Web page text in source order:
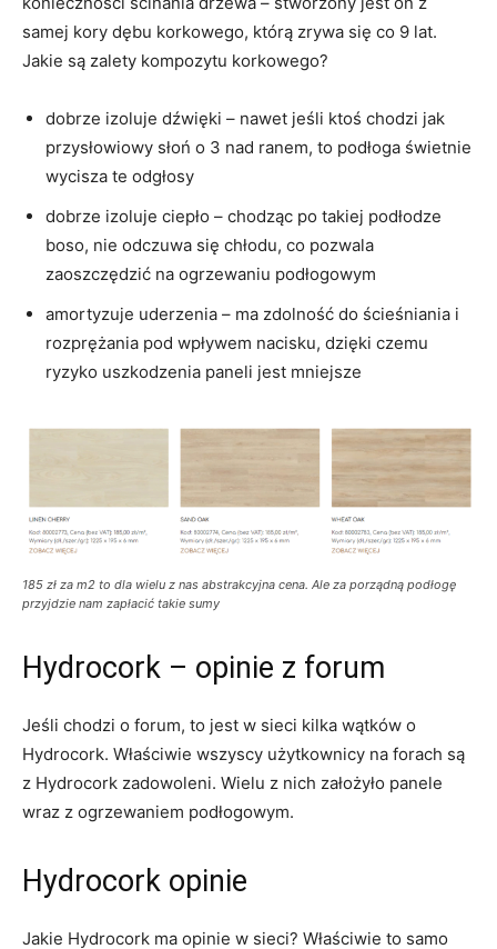
samej kory dębu korkowego, którą zrywa się co 9 lat.
Jakie są zalety kompozytu korkowego?
dobrze izoluje dźwięki – nawet jeśli ktoś chodzi jak
przysłowiowy słoń o 3 nad ranem, to podłoga świetnie
wycisza te odgłosy
dobrze izoluje ciepło – chodząc po takiej podłodze
boso, nie odczuwa się chłodu, co pozwala
zaoszczędzić na ogrzewaniu podłogowym
amortyzuje uderzenia – ma zdolność do ścieśniania i
rozprężania pod wpływem nacisku, dzięki czemu
ryzyko uszkodzenia paneli jest mniejsze
185 zł za m2 to dla wielu z nas abstrakcyjna cena. Ale za porządną podłogę
przyjdzie nam zapłacić takie sumy
Hydrocork – opinie z forum
Jeśli chodzi o forum, to jest w sieci kilka wątków o
Hydrocork. Właściwie wszyscy użytkownicy na forach są
z Hydrocork zadowoleni. Wielu z nich założyło panele
wraz z ogrzewaniem podłogowym.
Hydrocork opinie
Jakie Hydrocork ma opinie w sieci? Właściwie to samo